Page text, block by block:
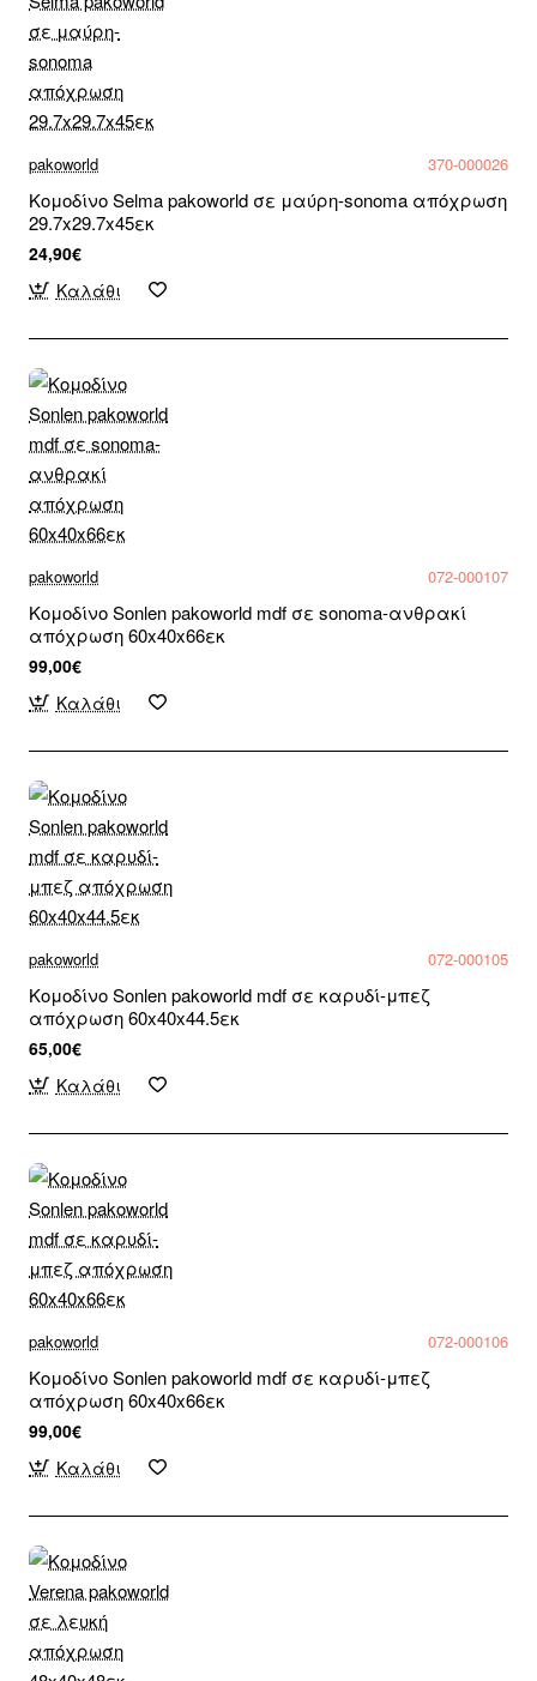
pakoworld 370-000026
Κομοδίνο Selma pakoworld σε μαύρη-sonoma απόχρωση
29.7x29.7x45εκ
24,90€
Καλάθι
pakoworld 072-000107
Κομοδίνο Sonlen pakoworld mdf σε sonoma-ανθρακί
απόχρωση 60x40x66εκ
99,00€
Καλάθι
pakoworld 072-000105
Κομοδίνο Sonlen pakoworld mdf σε καρυδί-μπεζ
απόχρωση 60x40x44.5εκ
65,00€
Καλάθι
pakoworld 072-000106
Κομοδίνο Sonlen pakoworld mdf σε καρυδί-μπεζ
απόχρωση 60x40x66εκ
99,00€
Καλάθι